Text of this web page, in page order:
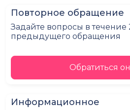
Повторное обращение
Задайте вопросы в течение
предыдущего обращения
Обратиться
Информационное